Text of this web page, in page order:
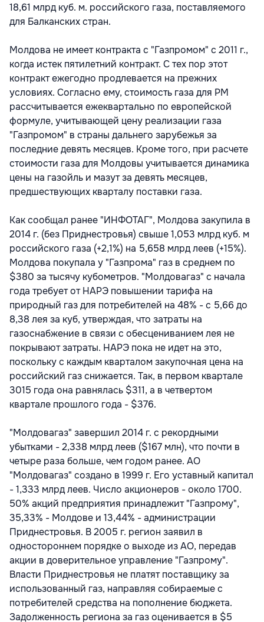
18,61 млрд куб. м. российского газа, поставляемого
для Балканских стран.
Молдова не имеет контракта с "Газпромом" с 2011 г.,
когда истек пятилетний контракт. С тех пор этот
контракт ежегодно продлевается на прежних
условиях. Согласно ему, стоимость газа для РМ
рассчитывается ежеквартально по европейской
формуле, учитывающей цену реализации газа
"Газпромом" в страны дальнего зарубежья за
последние девять месяцев. Кроме того, при расчете
стоимости газа для Молдовы учитывается динамика
цены на газойль и мазут за девять месяцев,
предшествующих кварталу поставки газа.
Как сообщал ранее "ИНФОТАГ", Молдова закупила в
2014 г. (без Приднестровья) свыше 1,053 млрд куб. м
российского газа (+2,1%) на 5,658 млрд леев (+15%).
Молдова покупала у "Газпрома" газ в среднем по
$380 за тысячу кубометров. "Молдовагаз" с начала
года требует от НАРЭ повышении тарифа на
природный газ для потребителей на 48% - с 5,66 до
8,38 лея за куб, утверждая, что затраты на
газоснабжение в связи с обесцениванием лея не
покрывают затраты. НАРЭ пока не идет на это,
поскольку с каждым кварталом закупочная цена на
российский газ снижается. Так, в первом квартале
3015 года она равнялась $311, а в четвертом
квартале прошлого года - $376.
"Молдовагаз" завершил 2014 г. с рекордными
убытками - 2,338 млрд леев ($167 млн), что почти в
четыре раза больше, чем годом ранее. АО
"Молдовагаз" создано в 1999 г. Его уставный капитал
- 1,333 млрд леев. Число акционеров - около 1700.
50% акций предприятия принадлежит "Газпрому",
35,33% - Молдове и 13,44% - администрации
Приднестровья. В 2005 г. регион заявил в
одностороннем порядке о выходе из АО, передав
акции в доверительное управление "Газпрому".
Власти Приднестровья не платят поставщику за
использованный газ, направляя собираемые с
потребителей средства на пополнение бюджета.
Задолженность региона за газ оценивается в $5